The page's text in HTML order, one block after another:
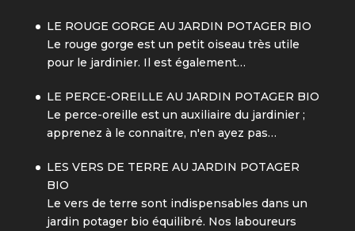
LE ROUGE GORGE AU JARDIN POTAGER BIO
Le rouge gorge est un petit oiseau très utile
pour le jardinier. Il est également…
LE PERCE-OREILLE AU JARDIN POTAGER BIO
Le perce-oreille est un auxiliaire du jardinier ;
apprenez à le connaitre, n'en ayez pas…
LES VERS DE TERRE AU JARDIN POTAGER
BIO
Le vers de terre sont indispensables dans un
jardin potager bio équilibré. Nos laboureurs